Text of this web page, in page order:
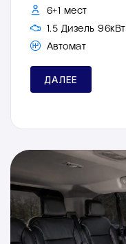
6+1 мест
1.5 Дизель 96кВт
Автомат
ДАЛЕЕ